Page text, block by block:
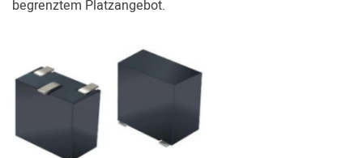
begrenztem Platzangebot.